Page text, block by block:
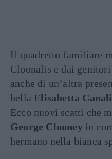
Il quadretto familiare
Cloonalis e dai
anche di un’altra
bellaElisabetta
Ecco nuovi scatti che
George Clooneyin
hermano nella bianca